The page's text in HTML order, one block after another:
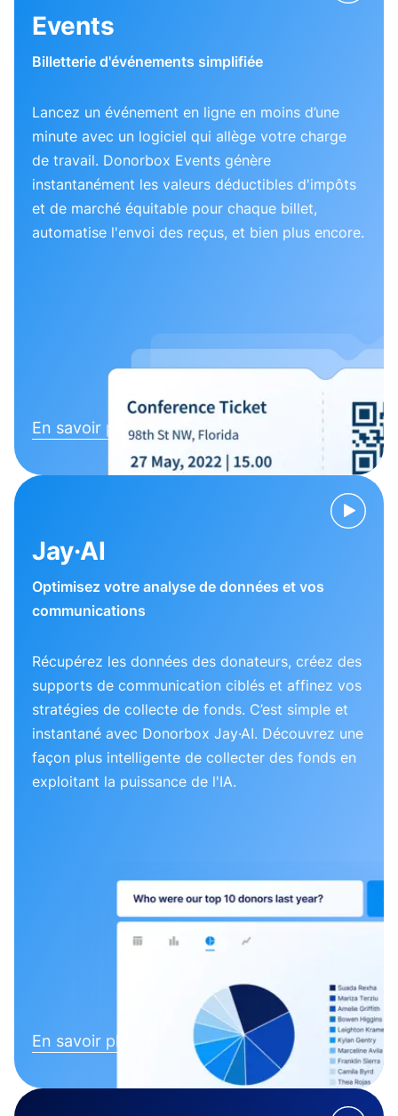
Events
Billetterie d'événements simplifiée
Lancez un événement en ligne en moins d’une
minute avec un logiciel qui allège votre charge
de travail. Donorbox Events génère
instantanément les valeurs déductibles d'impôts
et de marché équitable pour chaque billet,
automatise l'envoi des reçus, et bien plus encore.
En savoir plus
Jay·AI
Optimisez votre analyse de données et vos
communications
Récupérez les données des donateurs, créez des
supports de communication ciblés et affinez vos
stratégies de collecte de fonds. C’est simple et
instantané avec Donorbox Jay·AI. Découvrez une
façon plus intelligente de collecter des fonds en
exploitant la puissance de l'IA.
En savoir plus